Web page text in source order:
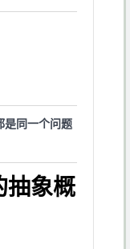
是同一个问题
抽象概